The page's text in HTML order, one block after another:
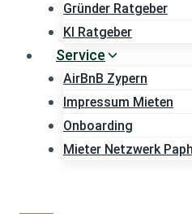
Gründer Ratgeber
KI Ratgeber
Service
AirBnB Zypern
Impressum Mieten
Onboarding
Mieter Netzwerk